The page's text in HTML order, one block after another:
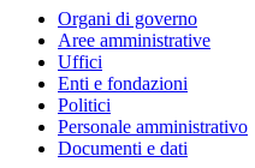
Organi di governo
Aree amministrative
Uffici
Enti e fondazioni
Politici
Personale amministrativo
Documenti e dati